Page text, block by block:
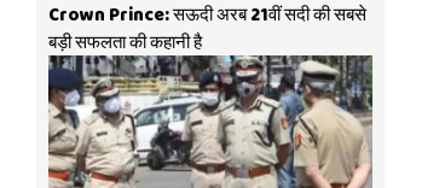
Crown Prince: सऊदी अरब 21वीं सदी की सबसे
बड़ी सफलता की कहानी है